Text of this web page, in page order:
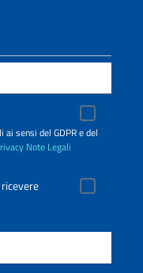
sensi del GDPR e del
Note Legali